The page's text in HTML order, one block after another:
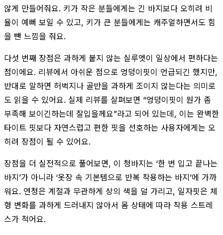
않게 만들어줘요. 키가 작은 분들에게는 긴 바지보다 오히려 비
율이 예뻐 보일 수 있고, 키가 큰 분들에게는 캐주얼하면서도 힘
을 뺀 느낌을 줘요.
다섯 번째 장점은 과하게 붙지 않는 실루엣이 일상에서 편하다는
점이에요. 리뷰에서 아쉬운 점으로 엉덩이핏이 언급되긴 했지만,
반대로 말하면 허벅지나 골반을 과하게 조이지 않는다는 의미로
도 읽을 수 있어요. 실제 리뷰를 살펴보면 “엉덩이핏이 뭔가 좀
부족해 보이긴하는데 잘입을께요”라고 되어 있는데, 이는 완벽한
타이트 핏보다 자연스럽고 편한 핏을 선호하는 사용자에게는 오
히려 장점이 될 수 있어요.
장점을 더 실전적으로 풀어보면, 이 청바지는 ‘한 번 입고 끝나는
바지’가 아니라 ‘옷장 속 기본템으로 반복 착용하는 바지’에 가까
워요. 연청은 계절과 무관하게 상의 색을 덜 가리고, 일자핏은 체
형 변화를 과하게 드러내지 않아서 몸 상태에 따라 착용 스트레
스가 적어요.